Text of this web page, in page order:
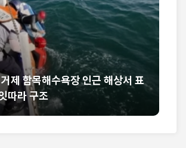
제 함목해수욕장 인근 해상서 표
따라 구조